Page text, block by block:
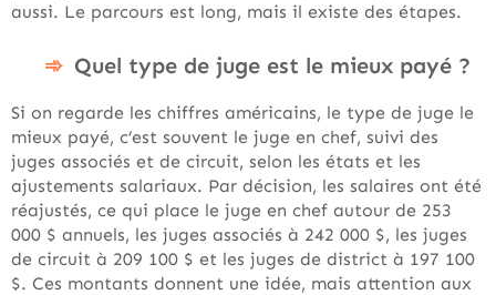
aussi. Le parcours est long, mais il existe des étapes.
Quel type de juge est le mieux payé ?
Si on regarde les chiffres américains, le type de juge le
mieux payé, c’est souvent le juge en chef, suivi des
juges associés et de circuit, selon les états et les
ajustements salariaux. Par décision, les salaires ont été
réajustés, ce qui place le juge en chef autour de 253
000 $ annuels, les juges associés à 242 000 $, les juges
de circuit à 209 100 $ et les juges de district à 197 100
$. Ces montants donnent une idée, mais attention aux